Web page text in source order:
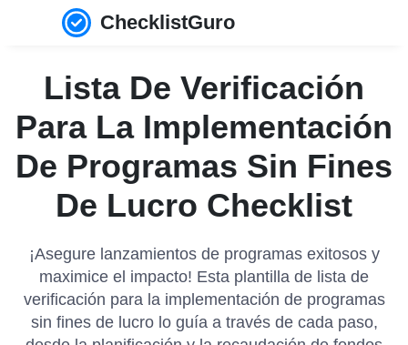
ChecklistGuro
Lista De Verificación
Para La Implementación
De Programas Sin Fines
De Lucro Checklist
¡Asegure lanzamientos de programas exitosos y
maximice el impacto! Esta plantilla de lista de
verificación para la implementación de programas
sin fines de lucro lo guía a través de cada paso,